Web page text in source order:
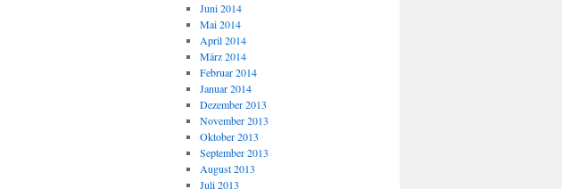
Juni 2014
Mai 2014
April 2014
März 2014
Februar 2014
Januar 2014
Dezember 2013
November 2013
Oktober 2013
September 2013
August 2013
Juli 2013